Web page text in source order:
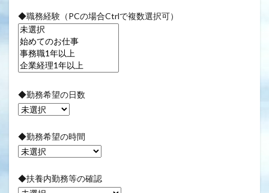
◆職務経験（PCの場合Ctrlで複数選択可）
◆勤務希望の日数
◆勤務希望の時間
◆扶養内勤務等の確認